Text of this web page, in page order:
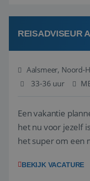
klanten te
boeken! ...
REISADVISEUR
Aalsmeer, Noord-
33-36 uur
Een vakantie
het nu voor jezelf
het super om een
vakantiegangers
BEKIJK VACATURE